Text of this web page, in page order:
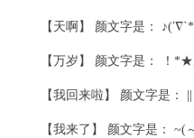
【天啊】 颜文字是：
【万岁】 颜文字是：
【我回来啦】 颜文字是
【我来了】 颜文字是： ~(